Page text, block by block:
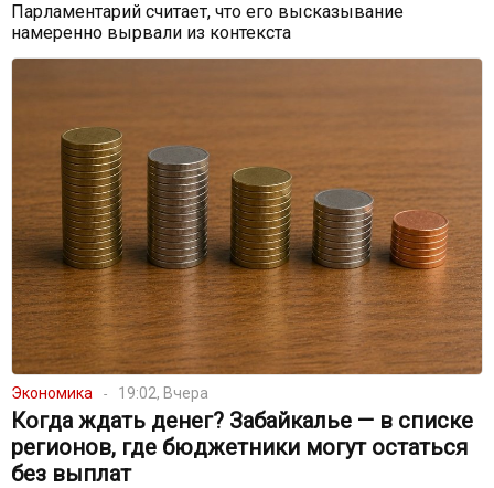
Парламентарий считает, что его высказывание
намеренно вырвали из контекста
Экономика 19:02, Вчера
Когда ждать денег? Забайкалье — в списке
регионов, где бюджетники могут остаться
без выплат